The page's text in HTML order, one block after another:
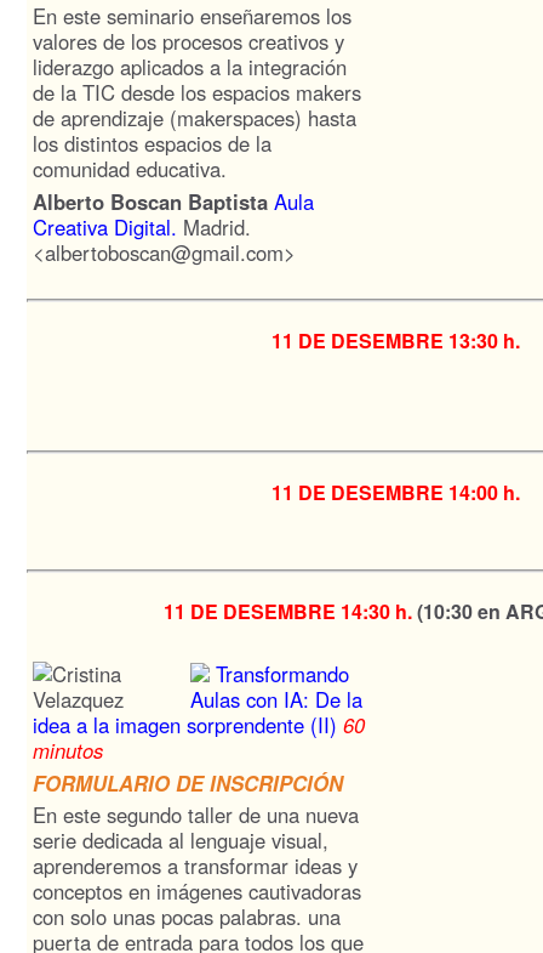
En este seminario enseñaremos los
valores de los procesos creativos y
liderazgo aplicados a la integración
de la TIC desde los espacios makers
de aprendizaje (makerspaces) hasta
los distintos espacios de la
comunidad educativa.
Alberto Boscan Baptista Aula
Creativa Digital. Madrid.
<albertoboscan@gmail.com>
11 DE DESEMBRE 13:30 h.
11 DE DESEMBRE 14:00 h.
11 DE DESEMBRE 14:30 h.(10:30 en
Transformando
Aulas con IA: De la
idea a la imagen sorprendente (II) 60
minutos
FORMULARIO DE INSCRIPCIÓN
En este segundo taller de una nueva
serie dedicada al lenguaje visual,
aprenderemos a transformar ideas y
conceptos en imágenes cautivadoras
con solo unas pocas palabras. una
puerta de entrada para todos los que